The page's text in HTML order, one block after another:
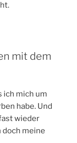
mit dem
ich mich um
habe. Und
wieder
doch meine